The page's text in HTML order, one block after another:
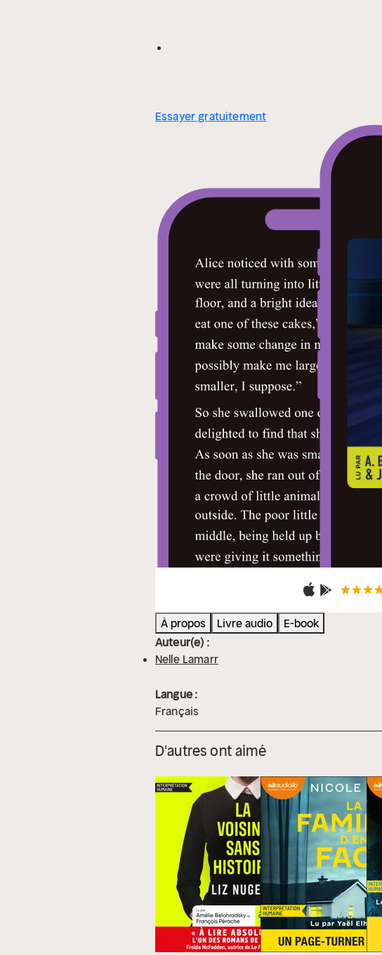
Essayer gratuitement
À propos Livre audio
E-book
Auteur(e) :
Nelle Lamarr
Langue :
Français
D'autres ont aimé